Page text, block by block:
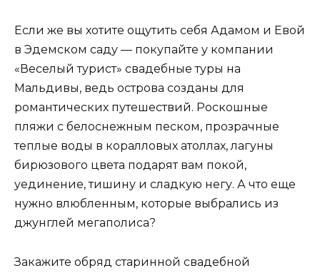
Если же вы хотите ощутить себя Адамом и Евой
в Эдемском саду — покупайте у компании
«Веселый турист» свадебные туры на
Мальдивы, ведь острова созданы для
романтических путешествий. Роскошные
пляжи с белоснежным песком, прозрачные
теплые воды в коралловых атоллах, лагуны
бирюзового цвета подарят вам покой,
уединение, тишину и сладкую негу. А что еще
нужно влюбленным, которые выбрались из
джунглей мегаполиса?
Закажите обряд старинной свадебной